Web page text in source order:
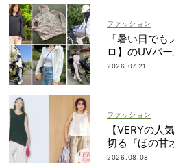
ファッション
「暑い日で
ロ】のUVパ
テム！
2026.07.21
ファッション
【VERYの人
切る『ほの甘
1〜20
2026.08.08